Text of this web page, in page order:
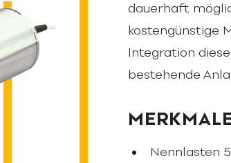
dauerhaft
kostengünstige
Integration
bestehende
Nennlasten